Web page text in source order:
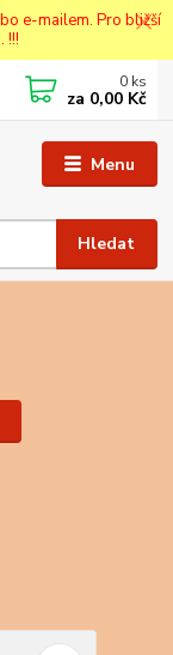
e-mailem. Pro bližší
!!!
Menu
Hledat
0 ks
za 0,00 Kč